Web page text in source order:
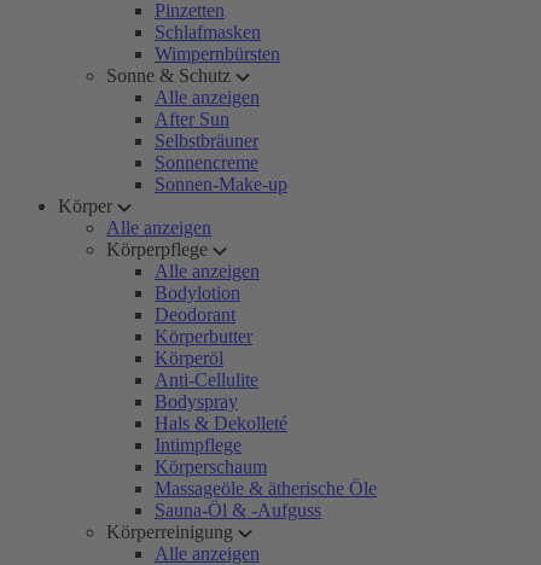
Pinzetten
Schlafmasken
Wimpernbürsten
Sonne & Schutz
Alle anzeigen
After Sun
Selbstbräuner
Sonnencreme
Sonnen-Make-up
Körper
Alle anzeigen
Körperpflege
Alle anzeigen
Bodylotion
Deodorant
Körperbutter
Körperöl
Anti-Cellulite
Bodyspray
Hals & Dekolleté
Intimpflege
Körperschaum
Massageöle & ätherische Öle
Sauna-Öl & -Aufguss
Körperreinigung
Alle anzeigen